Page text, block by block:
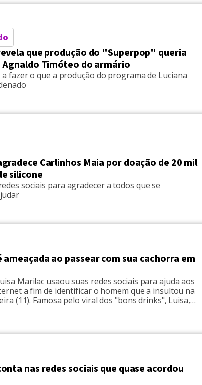
que produção do "Superpop" queria
Agnaldo Timóteo do armário
fazer o que a produção do programa de Luciana
Carlinhos Maia por doação de 20 mil
silicone
sociais para agradecer a todos que se
ameaçada ao passear com sua cachorra em
Marilac usaou suas redes sociais para ajuda aos
a fim de identificar o homem que a insultou na
(11). Famosa pelo viral dos "bons drinks", Luisa,
nas redes sociais que quase acordou